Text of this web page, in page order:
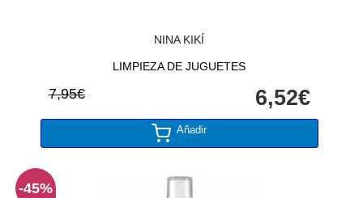
NINA KIKÍ
LIMPIEZA DE JUGUETES
7,95€ 6,52€
Añadir
-45%